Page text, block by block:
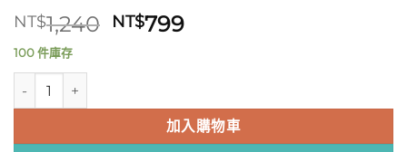
NT$1,240 原
NT$1,240。
NT$799目
NT$799。
100 件庫存
救援小英雄波力聯名款-Amber x 波紋黑 數量
加入購物車